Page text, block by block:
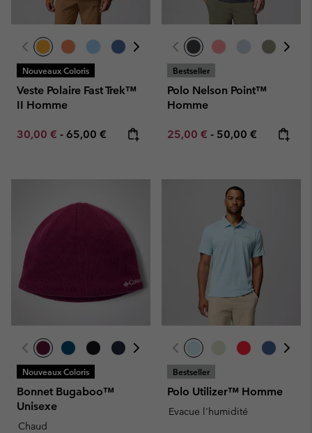
Nouveaux Coloris
Veste Polaire Fast Trek™
II Homme
Minimum sale price:
30,00 € - Maximum price:
65,00 €
Bestseller
Polo Nelson Point™
Homme
Minimum sale price:
25,00 € - Maximum price:
50,00 €
Nouveaux Coloris
Bonnet Bugaboo™
Unisexe
Chaud
Bestseller
Polo Utilizer™ Homme
Evacue l'humidité